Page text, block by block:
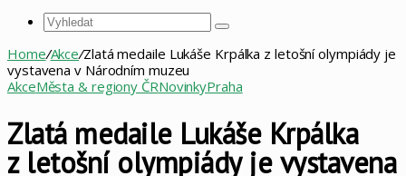
Vyhledat
Home/Akce/Zlatá medaile Lukáše Krpálka z letošní olympiády je
vystavena v Národním muzeu
AkceMěsta & regiony ČRNovinkyPraha
Zlatá medaile Lukáše Krpálka
z letošní olympiády je vystavena